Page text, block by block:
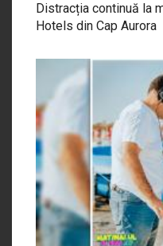
Distracția continuă la
Hotels din Cap Aurora